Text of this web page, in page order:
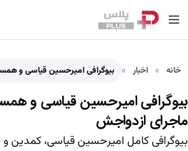
خانه اخبار بیوگرافی امیرحسین قیاسی و
بیوگرافی امیرحسین قیاسی و
ماجرای ازدواجش
بیوگرافی کامل امیرحسین قیاسی، کمدین